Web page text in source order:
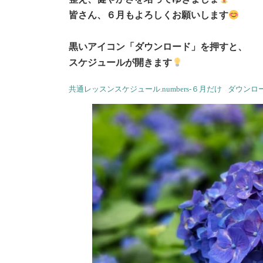
皆さん、６月もよろしくお願いします
黒いアイコン「ダウンロード」を押すと、
スケジュールが開きます
共通レッスンスケジュール.numbers-６月だけ ダウンロ